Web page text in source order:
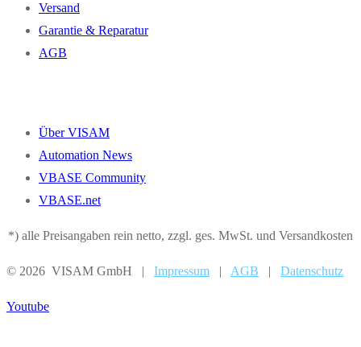
Versand
Garantie & Reparatur
AGB
Über VISAM
Automation News
VBASE Community
VBASE.net
*) alle Preisangaben rein netto, zzgl. ges. MwSt. und Versandkosten
© 2026 VISAM GmbH | Impressum | AGB | Datenschutz
Youtube